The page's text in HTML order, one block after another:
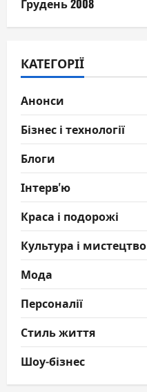
Грудень 2008
КАТЕГОРІЇ
Анонси
Бізнес і технології
Блоги
Інтерв'ю
Краса і подорожі
Культура і мистецтво
Мода
Персоналії
Стиль життя
Шоу-бізнес